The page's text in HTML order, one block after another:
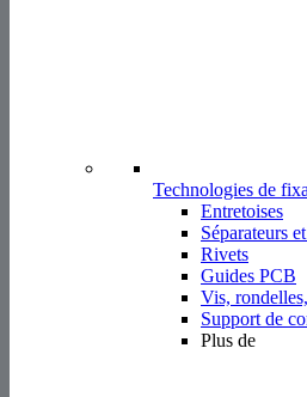
Technologies de
Entretoises
Séparateurs
Rivets
Guides PCB
Vis,
Support de
Plus de